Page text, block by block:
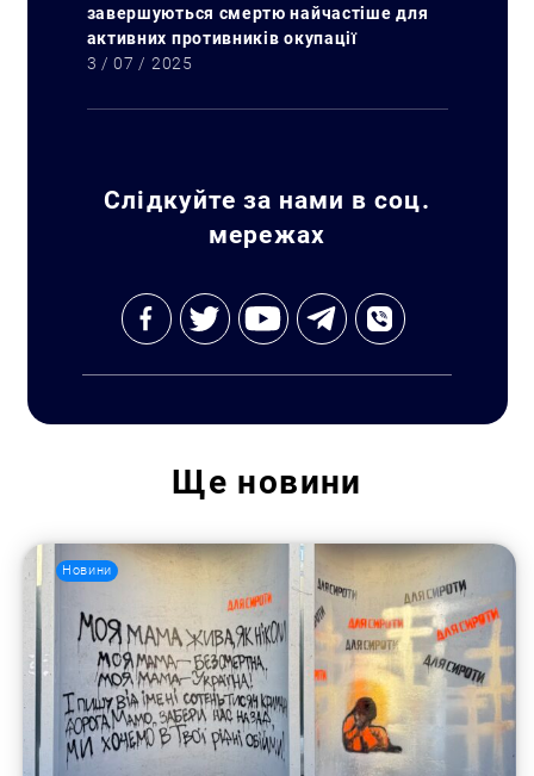
завершуються смертю найчастіше для
активних противників окупації
3 / 07 / 2025
Слідкуйте за нами в соц.
мережах
Ще новини
Новини